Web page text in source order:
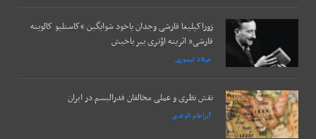
زوراکیلیغا قارشی وجدان یاخود شوایگین “کاستلیو کالوینه
قارشی” اثرینه اؤتری بیر باخیش
میلاد تیموری
نقش نظری و عملی مخالفان فدرالیسم در ایران
آبراهام الوندی